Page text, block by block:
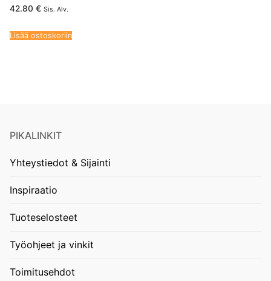
42.80 € Sis. Alv.
Lisää ostoskoriin
PIKALINKIT
Yhteystiedot & Sijainti
Inspiraatio
Tuoteselosteet
Työohjeet ja vinkit
Toimitusehdot